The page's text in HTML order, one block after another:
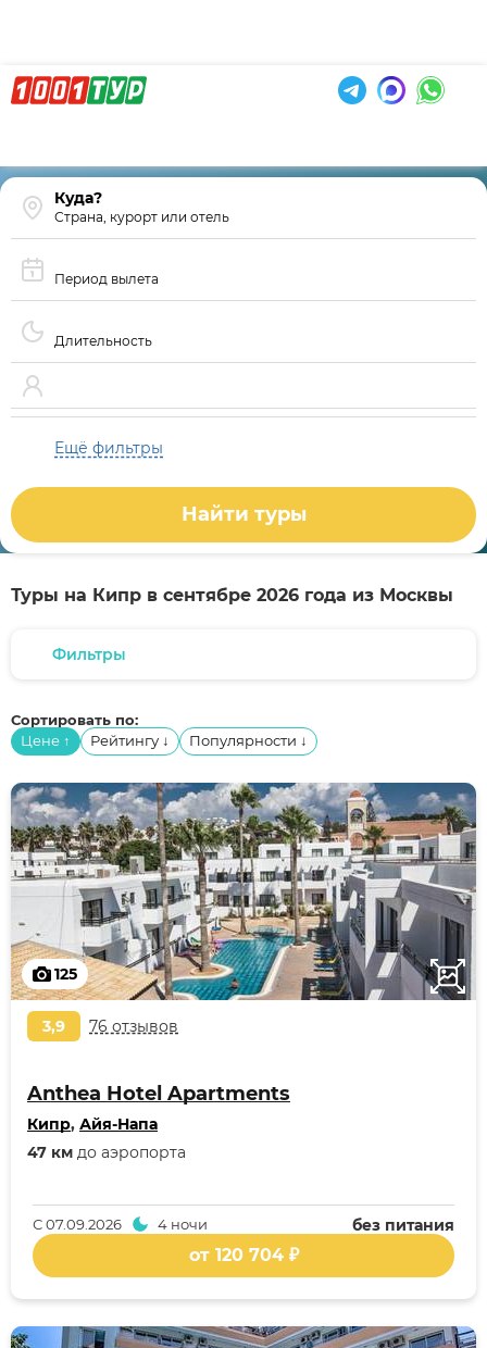
Страна, курорт или отель
Период вылета
Длительность
Ещё фильтры
Найти туры
Туры на Кипр в сентябре 2026 года из Москвы
Фильтры
Сортировать по:
Цене ↑ Рейтингу ↓ Популярности ↓
125
3,9 76 отзывов
Anthea Hotel Apartments
Кипр, Айя-Напа
47 км до аэропорта
без питания
С07.09.2026 4 ночи
от 120 704 ₽